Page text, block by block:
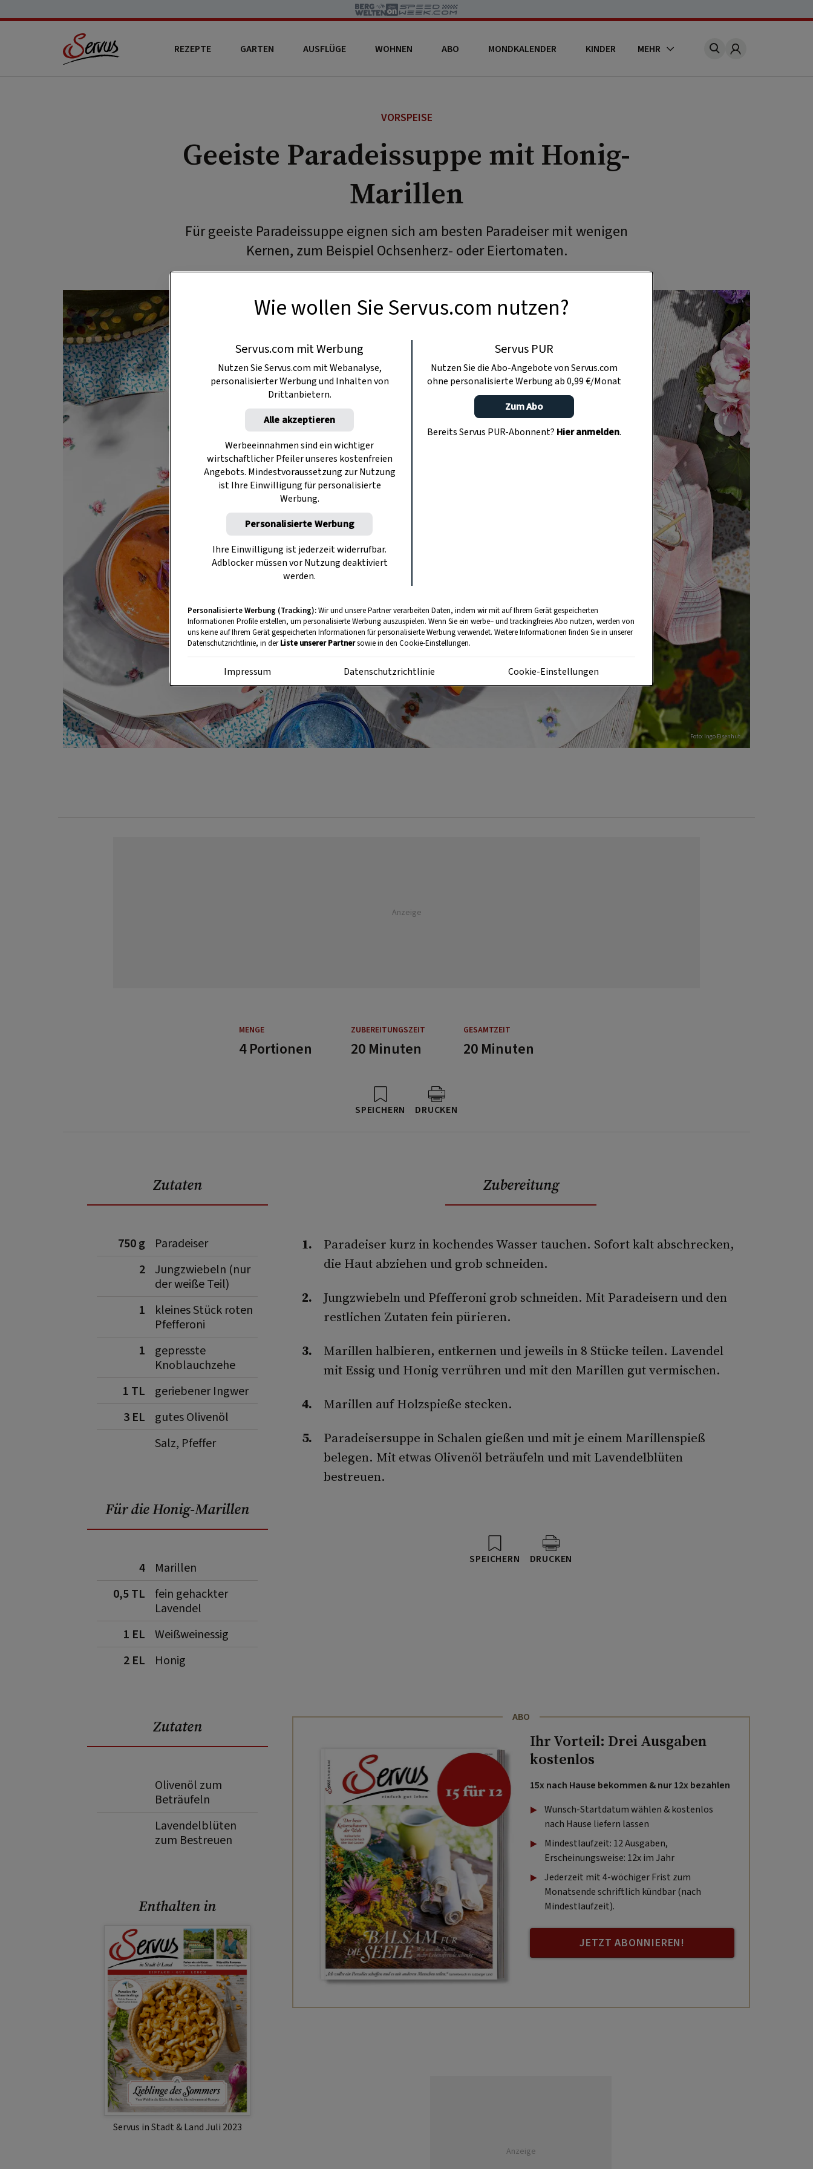
REZEPTE GARTEN AUSFLÜGE WOHNEN ABO MONDKALENDER KINDER MEHR Account
VORSPEISE
Geeiste Paradeissuppe mit Honig-
Marillen
Für geeiste Paradeissuppe eignen sich am besten Paradeiser mit wenigen
Kernen, zum Beispiel Ochsenherz- oder Eiertomaten.
Foto: Ingo Eisenhut
Anzeige
MENGE ZUBEREITUNGSZEIT GESAMTZEIT
4 Portionen 20 Minuten 20 Minuten
SPEICHERN DRUCKEN
Zutaten
750 g
Paradeiser
2
Jungzwiebeln (nur
der weiße Teil)
1
kleines Stück roten
Pfefferoni
1
gepresste
Knoblauchzehe
1 TL
geriebener Ingwer
3 EL
gutes Olivenöl
Salz, Pfeffer
Für die Honig-Marillen
4
Marillen
0,5 TL
fein gehackter
Lavendel
1 EL
Weißweinessig
2 EL
Honig
Zutaten
Olivenöl zum
Beträufeln
Lavendelblüten
zum Bestreuen
Enthalten in
Servus in Stadt & Land Juli 2023
Zubereitung
Paradeiser kurz in kochendes Wasser tauchen. Sofort kalt abschrecken,
die Haut abziehen und grob schneiden.
Jungzwiebeln und Pfefferoni grob schneiden. Mit Paradeisern und den
restlichen Zutaten fein pürieren.
Marillen halbieren, entkernen und jeweils in 8 Stücke teilen. Lavendel
mit Essig und Honig verrühren und mit den Marillen gut vermischen.
Marillen auf Holzspieße stecken.
Paradeisersuppe in Schalen gießen und mit je einem Marillenspieß
belegen. Mit etwas Olivenöl beträufeln und mit Lavendelblüten
bestreuen.
SPEICHERN DRUCKEN
ABO
Ihr Vorteil: Drei Ausgaben
kostenlos
15x nach Hause bekommen & nur 12x bezahlen
Wunsch-Startdatum wählen & kostenlos
nach Hause liefern lassen
Mindestlaufzeit: 12 Ausgaben,
Erscheinungsweise: 12x im Jahr
Jederzeit mit 4-wöchiger Frist zum
Monatsende schriftlich kündbar (nach
Mindestlaufzeit).
JETZT ABONNIEREN!
Anzeige
Wie wollen Sie Servus.com nutzen?
Servus.com mit Werbung
Nutzen Sie Servus.com mit Webanalyse,
personalisierter Werbung und Inhalten von
Drittanbietern.
Alle akzeptieren
Werbeeinnahmen sind ein wichtiger
wirtschaftlicher Pfeiler unseres kostenfreien
Angebots. Mindestvoraussetzung zur Nutzung
ist Ihre Einwilligung für personalisierte
Werbung.
Personalisierte Werbung
Ihre Einwilligung ist jederzeit widerrufbar.
Adblocker müssen vor Nutzung deaktiviert
werden.
Servus PUR
Nutzen Sie die Abo-Angebote von Servus.com
ohne personalisierte Werbung ab 0,99 €/Monat
Zum Abo
Bereits Servus PUR-Abonnent? Hier anmelden.
Personalisierte Werbung (Tracking):Wir und unsere Partner verarbeiten Daten, indem wir mit auf Ihrem Gerät gespeicherten
Informationen Profile erstellen, um personalisierte Werbung auszuspielen. Wenn Sie ein werbe– und trackingfreies Abo nutzen, werden von
uns keine auf Ihrem Gerät gespeicherten Informationen für personalisierte Werbung verwendet. Weitere Informationen finden Sie in unserer
Datenschutzrichtlinie, in derListe unserer Partnersowie in den Cookie-Einstellungen.
Impressum Datenschutzrichtlinie Cookie-Einstellungen